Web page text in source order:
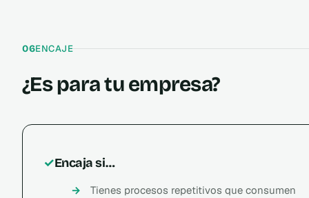
06ENCAJE
¿Es para tu empresa?
✓Encaja si…
Tienes procesos repetitivos que consumen